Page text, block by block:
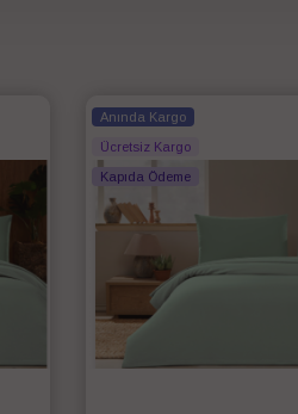
Anında Kargo
Ücretsiz Kargo
Kapıda Ödeme